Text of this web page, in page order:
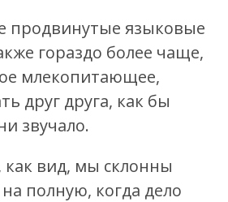
продвинутые языковые
гораздо более чаще,
млекопитающее,
друг друга, как бы
звучало.
как вид, мы склонны
полную, когда дело